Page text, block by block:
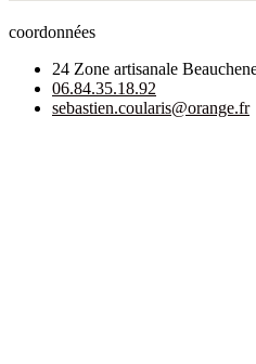
coordonnées
24 Zone artisanale
06.84.35.18.92
sebastien.coularis@orange.fr